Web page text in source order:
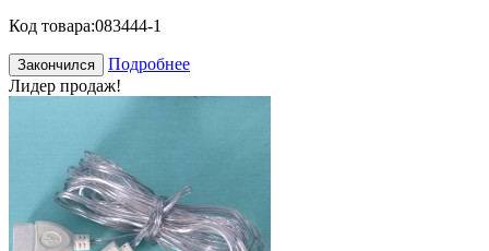
Код товара:083444-1
Закончился
Подробнее
Лидер продаж!